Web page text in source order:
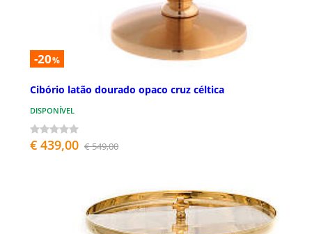
-20%
Cibório latão dourado opaco cruz céltica
DISPONÍVEL
€ 439,00 € 549,00